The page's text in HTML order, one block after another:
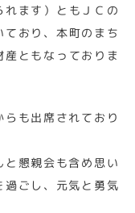
ます）ともＪＣの
おり、本町のまち
ともなっておりま
も出席されており
懇親会も含め思い
過ごし、元気と勇気